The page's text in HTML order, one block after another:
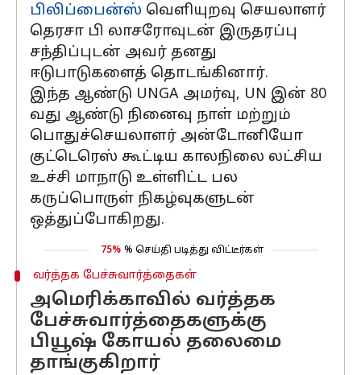
பிலிப்பைன்ஸ் வெளியுறவு செயலாளர்
தெரசா பி லாசரோவுடன் இருதரப்பு
சந்திப்புடன் அவர் தனது
ஈடுபாடுகளைத் தொடங்கினார்.
இந்த ஆண்டு UNGA அமர்வு, UN இன் 80
வது ஆண்டு நினைவு நாள் மற்றும்
பொதுச்செயலாளர் அன்டோனியோ
குட்டெரெஸ் கூட்டிய காலநிலை லட்சிய
உச்சி மாநாடு உள்ளிட்ட பல
கருப்பொருள் நிகழ்வுகளுடன்
ஒத்துப்போகிறது.
75% % செய்தி படித்து விட்டீர்கள்
வர்த்தக பேச்சுவார்த்தைகள்
அமெரிக்காவில் வர்த்தக
பேச்சுவார்த்தைகளுக்கு
பியூஷ் கோயல் தலைமை
தாங்குகிறார்